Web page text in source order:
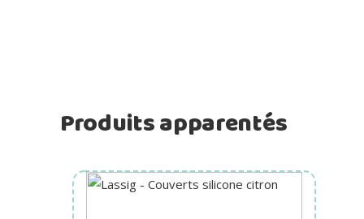
Produits apparentés